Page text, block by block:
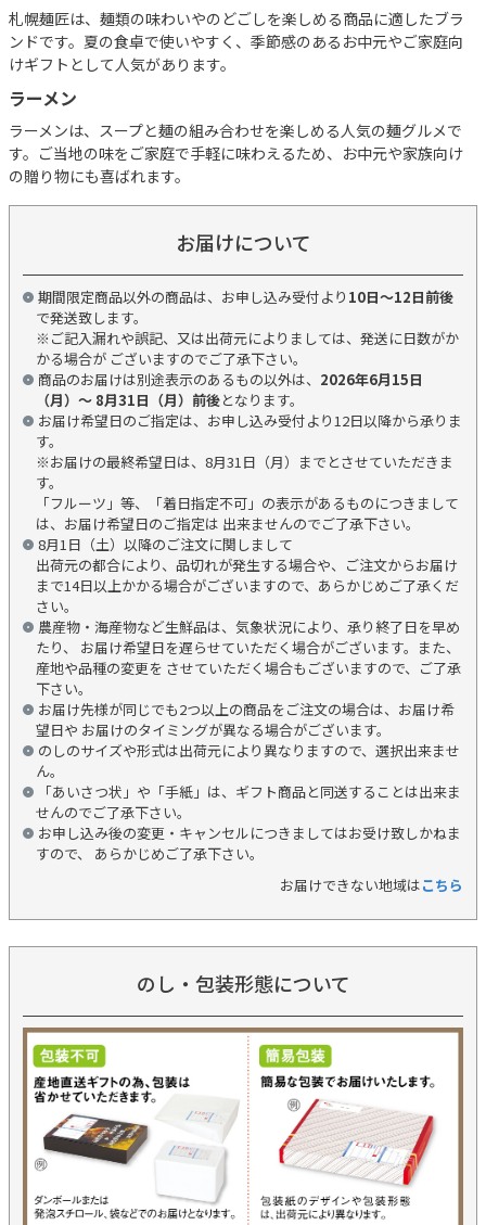
札幌麺匠は、麺類の味わいやのどごしを楽しめる商品に適したブラ
ンドです。夏の食卓で使いやすく、季節感のあるお中元やご家庭向
けギフトとして人気があります。
ラーメン
ラーメンは、スープと麺の組み合わせを楽しめる人気の麺グルメで
す。ご当地の味をご家庭で手軽に味わえるため、お中元や家族向け
の贈り物にも喜ばれます。
お届けについて
期間限定商品以外の商品は、お申し込み受付より 10日～12日前後
で発送致します。
※ご記入漏れや誤記、又は出荷元によりましては、発送に日数がか
かる場合が ございますのでご了承下さい。
商品のお届けは別途表示のあるもの以外は、 2026年6月15日
（月）～ 8月31日（月）前後となります。
お届け希望日のご指定は、お申し込み受付より12日以降から承りま
す。
※お届けの最終希望日は、8月31日（月）までとさせていただきま
す。
「フルーツ」等、「着日指定不可」の表示があるものにつきまして
は、お届け希望日のご指定は 出来ませんのでご了承下さい。
8月1日（土）以降のご注文に関しまして
出荷元の都合により、品切れが発生する場合や、ご注文からお届け
まで14日以上かかる場合がございますので、あらかじめご了承くだ
さい。
農産物・海産物など生鮮品は、気象状況により、承り終了日を早め
たり、 お届け希望日を遅らせていただく場合がございます。また、
産地や品種の変更を させていただく場合もございますので、ご了承
下さい。
お届け先様が同じでも2つ以上の商品をご注文の場合は、お届け希
望日や お届けのタイミングが異なる場合がございます。
のしのサイズや形式は出荷元により異なりますので、選択出来ませ
ん。
「あいさつ状」や「手紙」は、ギフト商品と同送することは出来ま
せんのでご了承下さい。
お申し込み後の変更・キャンセルにつきましてはお受け致しかねま
すので、 あらかじめご了承下さい。
お届けできない地域はこちら
のし・包装形態について